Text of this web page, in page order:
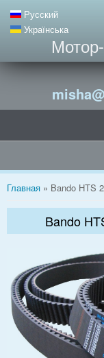
Русский
Українська
Вы здесь
Главная » Bando HTS
Bando